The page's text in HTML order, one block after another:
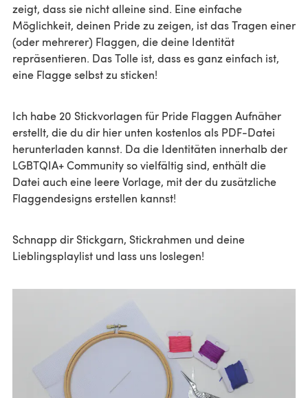
zeigt, dass sie nicht alleine sind. Eine einfache
Möglichkeit, deinen Pride zu zeigen, ist das Tragen einer
(oder mehrerer) Flaggen, die deine Identität
repräsentieren. Das Tolle ist, dass es ganz einfach ist,
eine Flagge selbst zu sticken!
Ich habe 20 Stickvorlagen für Pride Flaggen Aufnäher
erstellt, die du dir hier unten kostenlos als PDF-Datei
herunterladen kannst. Da die Identitäten innerhalb der
LGBTQIA+ Community so vielfältig sind, enthält die
Datei auch eine leere Vorlage, mit der du zusätzliche
Flaggendesigns erstellen kannst!
Schnapp dir Stickgarn, Stickrahmen und deine
Lieblingsplaylist und lass uns loslegen!